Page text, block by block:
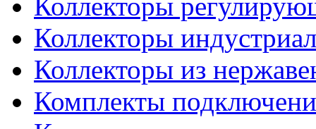
Коллекторы
Коллекторы из
Комплекты